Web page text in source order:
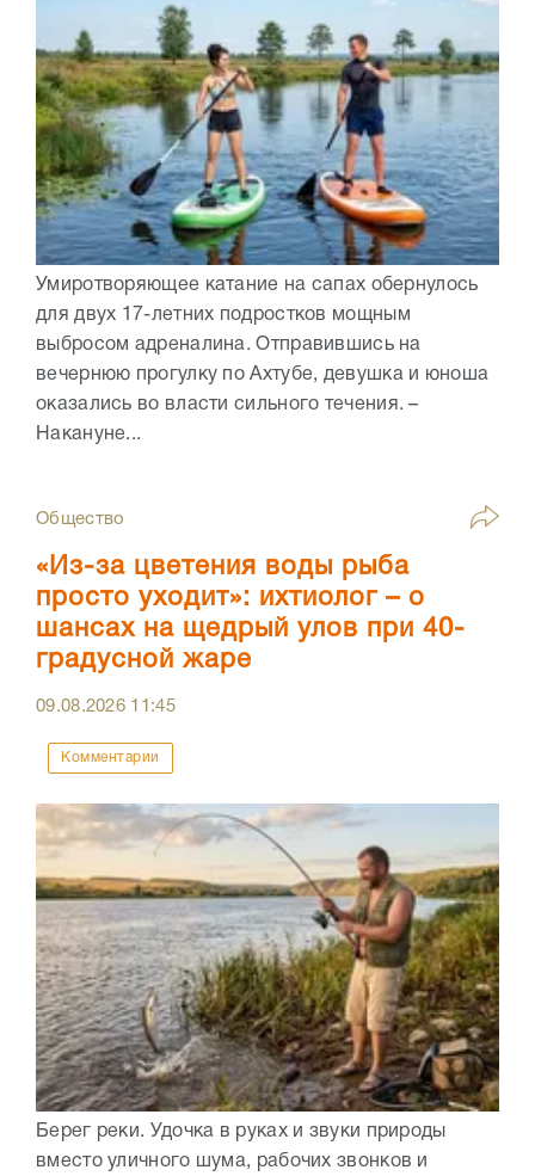
Умиротворяющее катание на сапах обернулось
для двух 17-летних подростков мощным
выбросом адреналина. Отправившись на
вечернюю прогулку по Ахтубе, девушка и юноша
оказались во власти сильного течения. –
Накануне...
Общество
«Из-за цветения воды рыба
просто уходит»: ихтиолог – о
шансах на щедрый улов при 40-
градусной жаре
09.08.2026 11:45
Комментарии
Берег реки. Удочка в руках и звуки природы
вместо уличного шума, рабочих звонков и